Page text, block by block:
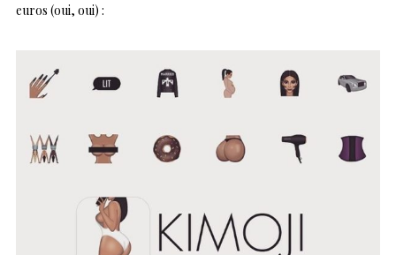
euros (oui, oui) :